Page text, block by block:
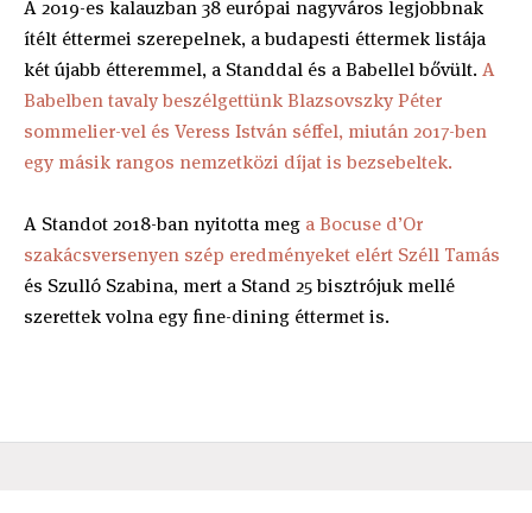
A 2019-es kalauzban 38 európai nagyváros legjobbnak
ítélt éttermei szerepelnek, a budapesti éttermek listája
két újabb étteremmel, a Standdal és a Babellel bővült. A
Babelben tavaly beszélgettünk Blazsovszky Péter
sommelier-vel és Veress István séffel, miután 2017-ben
egy másik rangos nemzetközi díjat is bezsebeltek.
A Standot 2018-ban nyitotta meg a Bocuse d’Or
szakácsversenyen szép eredményeket elért Széll Tamás
és Szulló Szabina, mert a Stand 25 bisztrójuk mellé
szerettek volna egy fine-dining éttermet is.